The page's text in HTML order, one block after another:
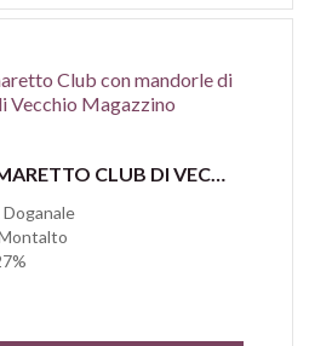
Anteprima LIQUORE AMARETTO CLUB DI VECCHIO MAGAZZINO DOGANALE
Doganale